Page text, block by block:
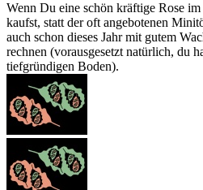
Wenn Du eine schön kräftige Rose
kaufst, statt der oft angebotenen
auch schon dieses Jahr mit gutem
rechnen (vorausgesetzt natürlich, du
tiefgründigen Boden).